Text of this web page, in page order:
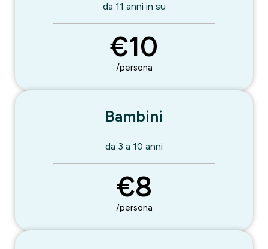
da 11 anni in su
€10
/persona
Bambini
da 3 a 10 anni
€8
/persona